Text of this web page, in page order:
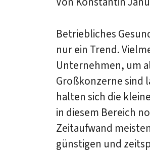
Betriebliches
nur ein Trend.
Unternehmen, um
Großkonzerne sind
halten sich die
in diesem Bereich
Zeitaufwand
günstigen und